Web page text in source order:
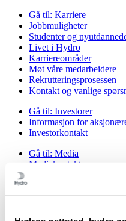
Gå til: Karriere
Jobbmuligheter
Studenter og
Livet i Hydro
Karriereområder
Møt våre medarbeidere
Rekrutteringsprosessen
Kontakt og vanlige
Gå til: Investorer
Informasjon for
Investorkontakt
Gå til: Media
Mediekontakt
Temasider